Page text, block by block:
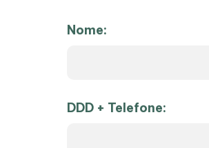
Nome:
DDD + Telefone: